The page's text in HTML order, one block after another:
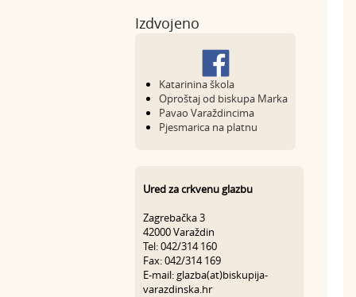
Izdvojeno
Katarinina škola
Oproštaj od biskupa Marka
Pavao Varaždincima
Pjesmarica na platnu
Ured za crkvenu glazbu
Zagrebačka 3
42000 Varaždin
Tel: 042/314 160
Fax: 042/314 169
E-mail: glazba(at)biskupija-
varazdinska.hr